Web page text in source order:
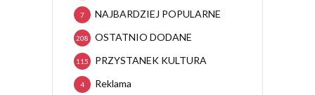
NAJBARDZIEJ POPULARNE
7
OSTATNIO DODANE
208
PRZYSTANEK KULTURA
115
Reklama
4